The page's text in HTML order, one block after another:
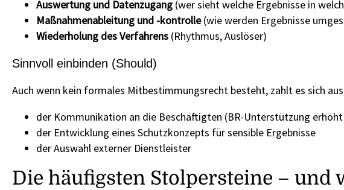
Auswertung und Datenzugang (wer sieht welche Ergebnisse in
Maßnahmenableitung und -kontrolle(wie werden Ergebnisse
Wiederholung des Verfahrens (Rhythmus, Auslöser)
Sinnvoll einbinden (Should)
Auch wenn kein formales Mitbestimmungsrecht besteht, zahlt es sich
der Kommunikation an die Beschäftigten (BR-Unterstützung
der Entwicklung eines Schutzkonzepts für sensible Ergebnisse
der Auswahl externer Dienstleister
Die häufigsten Stolpersteine – und